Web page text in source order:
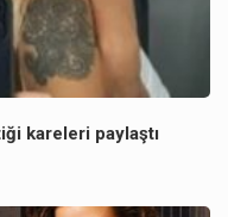
kareleri paylaştı